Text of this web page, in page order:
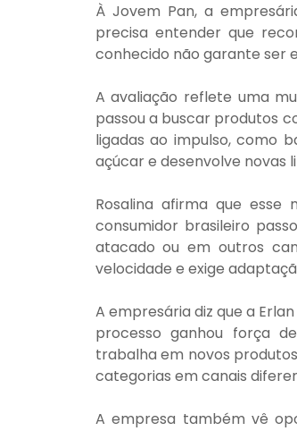
À Jovem Pan, a
precisa entender que
conhecido não garante ser
A avaliação reflete uma
passou a buscar produtos
ligadas ao impulso, como
açúcar e desenvolve novas
Rosalina afirma que
consumidor brasileiro
atacado ou em outros
velocidade e exige
A empresária diz que a
processo ganhou força
trabalha em novos
categorias em canais
A empresa também vê